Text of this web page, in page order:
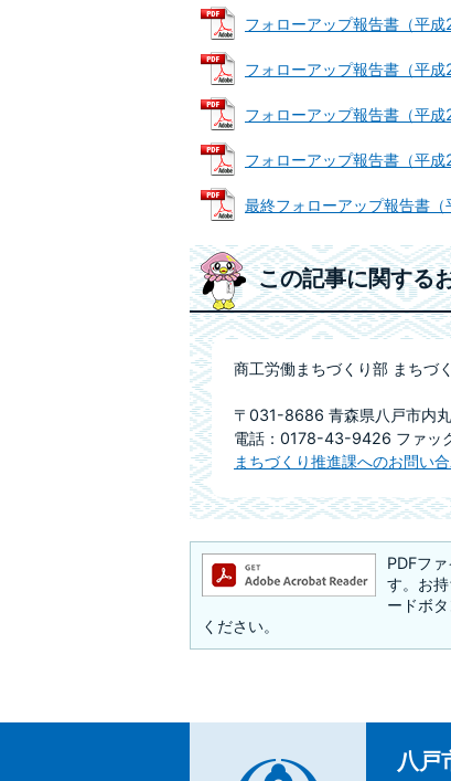
フォローアップ報告書（平
フォローアップ報告書（平
フォローアップ報告書（平
フォローアップ報告書（平
最終フォローアップ報告書
この記事に関する
商工労働まちづくり部 まちづ
〒031-8686 青森県八戸市内
電話：0178-43-9426 ファッ
まちづくり推進課へのお問い
PDFフ
す。お
ードボ
ください。
八戸